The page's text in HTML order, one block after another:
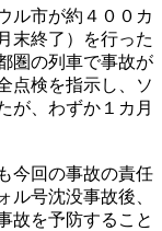
ル市が約４００カ
末終了）を行った
圏の列車で事故が
点検を指示し、ソ
が、わずか１カ月
今回の事故の責任
ル号沈没事故後、
故を予防すること